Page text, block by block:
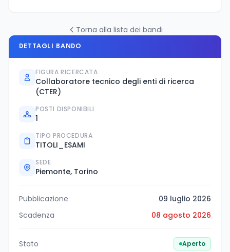
Torna alla lista dei bandi
DETTAGLI BANDO
FIGURA RICERCATA
Collaboratore tecnico degli enti di ricerca
(CTER)
POSTI DISPONIBILI
1
TIPO PROCEDURA
TITOLI_ESAMI
SEDE
Piemonte, Torino
Pubblicazione
09 luglio 2026
Scadenza
08 agosto 2026
Stato Aperto